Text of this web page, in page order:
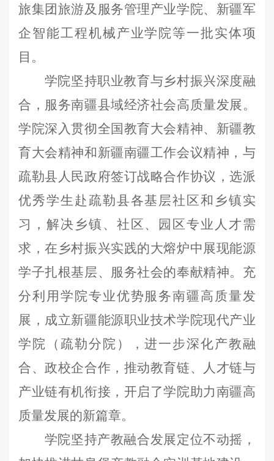
旅集团旅游及服务管理产业学院、新疆军
企智能工程机械产业学院等一批实体项
目 。
学院坚持职业教育与乡村振兴深度融
合，服务南疆县域经济社会高质量发展。
学院深入贯彻全国教育大会精神、新疆教
育大会精神和新疆南疆工作会议精神，与
疏勒县人民政府签订战略合作协议，选派
优秀学生赴疏勒县各基层社区和乡镇实
习，解决乡镇、社区、园区专业人才需
求，在乡村振兴实践的大熔炉中展现能源
学子扎根基层、服务社会的奉献精神。充
分利用学院专业优势服务南疆高质量发
展 ， 成立新疆能源职业技术学院现代产业
学院（疏勒分院），进一步深化产教融
合、政校企合作，推动教育链、人才链与
产业链有机衔接，开启了学院助力南疆高
质量发展的新篇章。
学院坚持产教融合发展定位不动摇，